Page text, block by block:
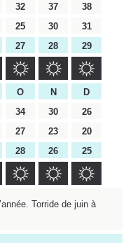
32 37
38
25 30
31
27 28 29
O N
D
34 30
26
27 23
20
28 26 25
Torride de juin à